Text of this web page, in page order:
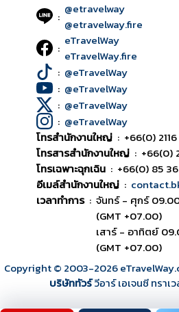
: @etravelway
@etravelway.fire
: eTravelWay
eTravelWay.fire
: @eTravelWay
: @eTravelWay
: @eTravelWay
: @eTravelWay
โทรสำนักงานใหญ่ : +66(0)
โทรสารสำนักงานใหญ่ : +66(0)
โทรเฉพาะฉุกเฉิน : +66(0) 85
อีเมล์สำนักงานใหญ่ :
เวลาทำการ : จันทร์ - ศุกร์
(GMT +07.00)
เสาร์ - อาทิตย์
(GMT +07.00)
Copyright © 2003-2026
บริษัททัวร์วีอาร์ เอเจนซี ทรา